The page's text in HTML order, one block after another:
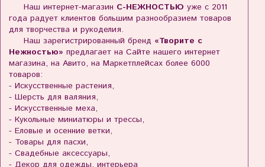
Наш интернет-магазин С-НЕЖНОСТЬЮ уже с 2011
года радует клиентов большим разнообразием товаров
для творчества и рукоделия.
Наш зарегистрированный бренд «Творите с
Нежностью» предлагает на Сайте нашего интернет
магазина, на Авито, на Маркетплейсах более 6000
товаров:
- Искусственные растения,
- Шерсть для валяния,
- Искусственные меха,
- Кукольные миниатюры и трессы,
- Еловые и осенние ветки,
- Товары для пасхи,
- Свадебные аксессуары,
- Декор для одежды, интерьера